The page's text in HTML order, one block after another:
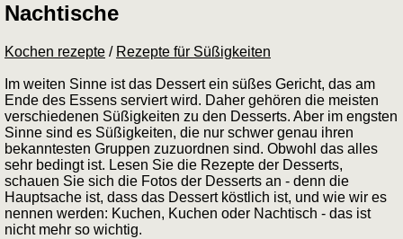
Nachtische
Kochen rezepte / Rezepte für Süßigkeiten
Im weiten Sinne ist das Dessert ein süßes Gericht, das am
Ende des Essens serviert wird. Daher gehören die meisten
verschiedenen Süßigkeiten zu den Desserts. Aber im engsten
Sinne sind es Süßigkeiten, die nur schwer genau ihren
bekanntesten Gruppen zuzuordnen sind. Obwohl das alles
sehr bedingt ist. Lesen Sie die Rezepte der Desserts,
schauen Sie sich die Fotos der Desserts an - denn die
Hauptsache ist, dass das Dessert köstlich ist, und wie wir es
nennen werden: Kuchen, Kuchen oder Nachtisch - das ist
nicht mehr so wichtig.